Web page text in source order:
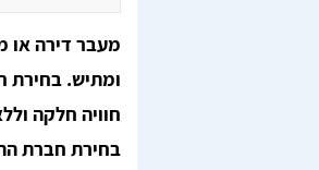
מעבר דירה או
ומתיש. בחירת
חוויה חלקה
בחירת חברת